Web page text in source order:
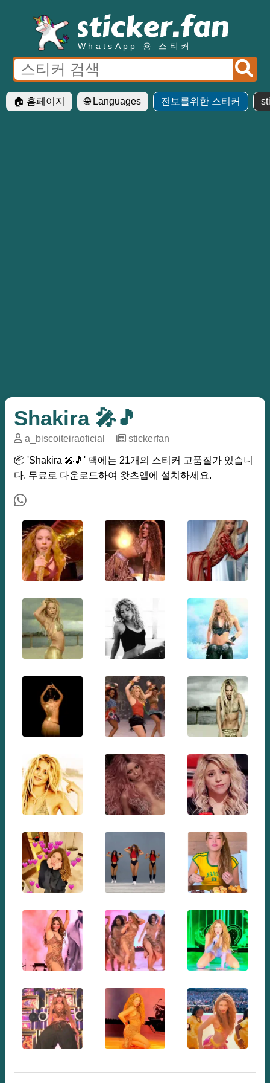
WhatsApp 용 스티커
🏠 홈페이지 🌐 Languages 전보를위한 스티커
Shakira 🎤🎵
a_biscoiteiraoficial stickerfan
📦 'Shakira 🎤🎵' 팩에는 21개의 스티커 고품질가 있습니
다. 무료로 다운로드하여 왓츠앱에 설치하세요.